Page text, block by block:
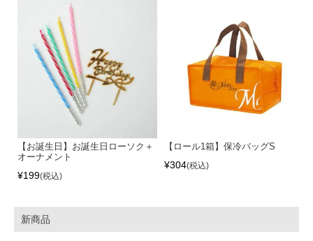
【お誕生日】お誕生日ローソク＋
オーナメント
¥199 税込
【ロール1箱】保冷バッグS
¥304 税込
新商品